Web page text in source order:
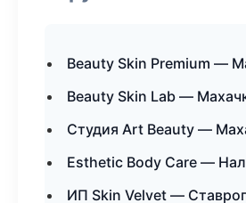
Beauty Skin Premium —
Beauty Skin Lab —
Студия Art Beauty —
Esthetic Body Care —
ИП Skin Velvet —